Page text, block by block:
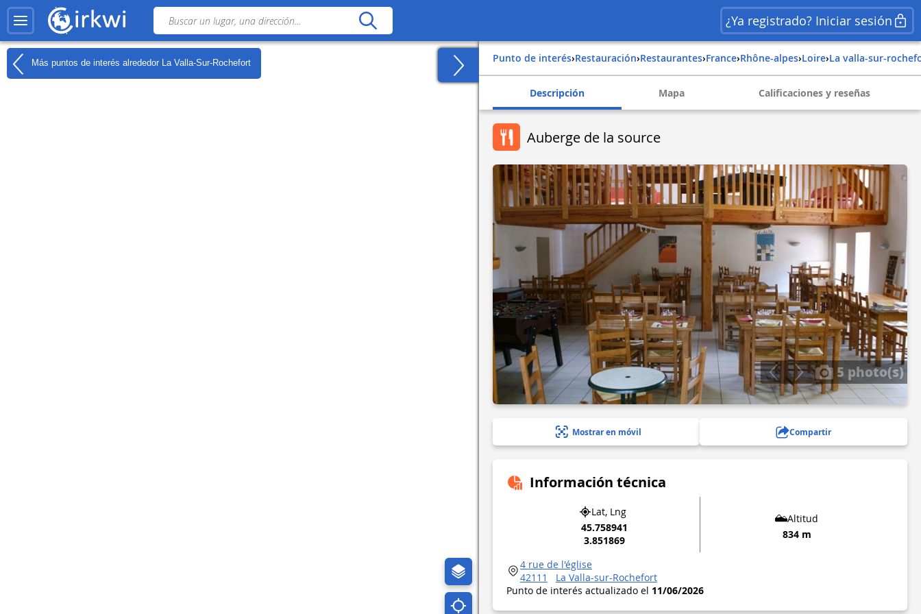
¿Ya registrado? Iniciar sesión
Más puntos de interés alrededor La Valla-Sur-Rochefort Punto de interés› Restauración› Restaurantes› france› rhône-alpes› loire› la valla-sur-
Descripción Mapa Calificaciones y reseñas
Auberge de la source
5 photo(s)
Mostrar en móvil Compartir
Información técnica
Lat, Lng
45.758941
3.851869
Altitud
834 m
4 rue de l'église
42111
La Valla-sur-Rochefort
Punto de interés actualizado el 11/06/2026